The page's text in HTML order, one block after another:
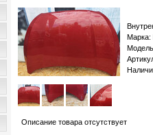
Марка:
Модель
Описание товара отсутствует